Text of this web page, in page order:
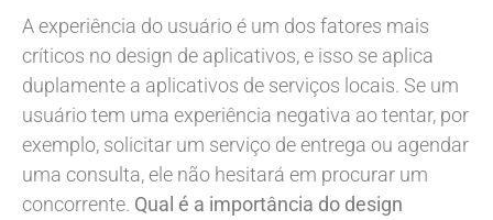
A experiência do usuário é um dos fatores mais
críticos no design de aplicativos, e isso se aplica
duplamente a aplicativos de serviços locais. Se um
usuário tem uma experiência negativa ao tentar, por
exemplo, solicitar um serviço de entrega ou agendar
uma consulta, ele não hesitará em procurar um
concorrente. Qual é a importância do design